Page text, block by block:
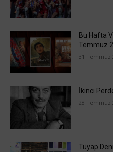
Bu Hafta
Temmuz
31 Temmuz
İkinci
28 Temmuz
Tüyap